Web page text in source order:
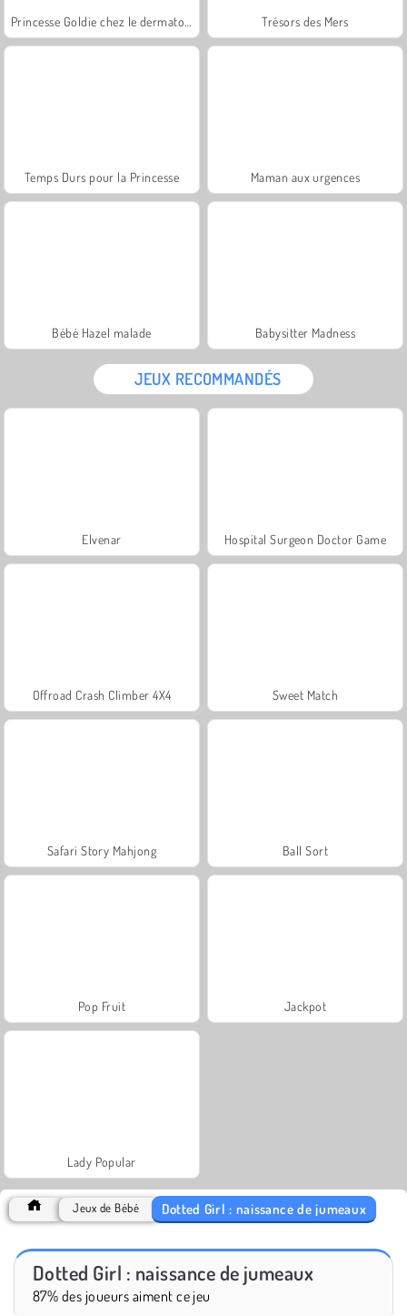
Trésors des Mers
Temps Durs pour la Princesse Maman aux urgences
Bébé Hazel malade Babysitter Madness
JEUX RECOMMANDÉS
Elvenar Hospital Surgeon Doctor Game
Offroad Crash Climber 4X4 Sweet Match
Safari Story Mahjong Ball Sort
Pop Fruit Jackpot
Lady Popular
Jeux de Bébé Dotted Girl : naissance de jumeaux
Dotted Girl : naissance de jumeaux
87% des joueurs aiment ce jeu